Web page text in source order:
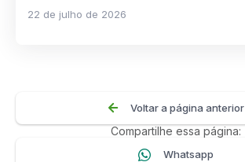
22 de julho de 2026
Voltar a página anterior
Compartilhe essa página:
Whatsapp